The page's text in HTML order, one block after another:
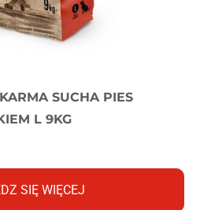
SUCHA PIES
L 9KG
SIĘ WIĘCEJ